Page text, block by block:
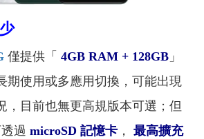
僅提供「 4GB RAM + 128GB 」
期使用或多應用切換，可能出現
，目前也無更高規版本可選；但
過 microSD 記憶卡 ， 最高擴充